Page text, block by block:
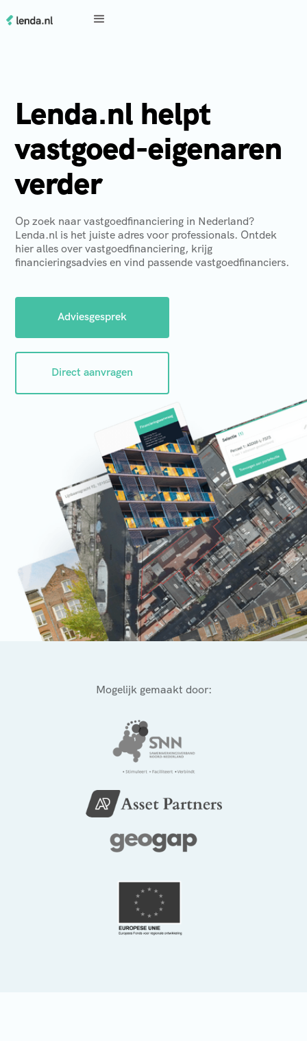
Lenda.nl helpt
vastgoed-eigenaren
verder
Op zoek naar vastgoedfinanciering in Nederland?
Lenda.nl is het juiste adres voor professionals. Ontdek
hier alles over vastgoedfinanciering, krijg
financieringsadvies en vind passende vastgoedfinanciers.
Adviesgesprek
Direct aanvragen
Mogelijk gemaakt door: